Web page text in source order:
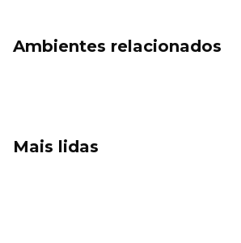
Ambientes relacionados
Mais lidas